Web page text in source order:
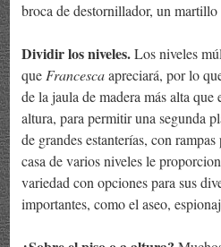
broca de destornillador, un martillo
Dividir los niveles.Los niveles
queFrancescaapreciará, por lo
de la jaula de madera más alta
altura, para permitir una segunda
de grandes estanterías, con
casa de varios niveles le
variedad con opciones para sus
importantes, como el aseo,